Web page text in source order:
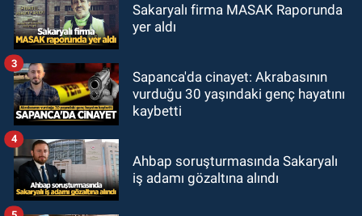
Sakaryalı firma MASAK Raporunda
yer aldı
Sapanca'da cinayet: Akrabasının
vurduğu 30 yaşındaki genç hayatını
kaybetti
3
Ahbap soruşturmasında Sakaryalı
iş adamı gözaltına alındı
4